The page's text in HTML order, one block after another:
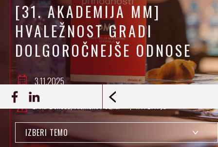
[31. AKADEMIJA MM]
HVALEŽNOST GRADI
DOLGOROČNEJŠE ODNOSE
3.11.2025
Erika Benčec, Klement Podnar
IZBERI TEMO